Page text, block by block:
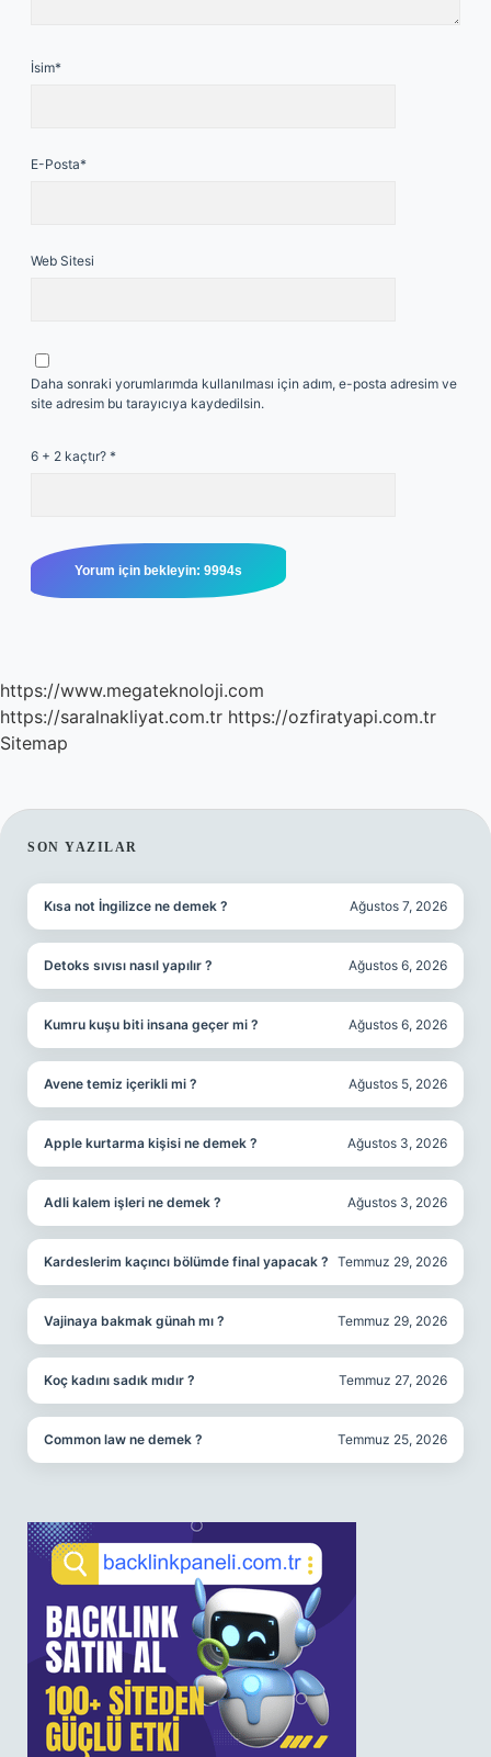
İsim*
E-Posta*
Web Sitesi
Daha sonraki yorumlarımda kullanılması için adım, e-posta adresim ve
site adresim bu tarayıcıya kaydedilsin.
6 + 2 kaçtır? *
https://www.megateknoloji.com
https://saralnakliyat.com.tr https://ozfiratyapi.com.tr
Sitemap
SIDEBAR
SON YAZILAR
Kısa not İngilizce ne demek ? Ağustos 7, 2026
Detoks sıvısı nasıl yapılır ? Ağustos 6, 2026
Kumru kuşu biti insana geçer mi ? Ağustos 6, 2026
Avene temiz içerikli mi ? Ağustos 5, 2026
Apple kurtarma kişisi ne demek ? Ağustos 3, 2026
Adli kalem işleri ne demek ? Ağustos 3, 2026
Kardeslerim kaçıncı bölümde final yapacak ? Temmuz 29, 2026
Vajinaya bakmak günah mı ? Temmuz 29, 2026
Koç kadını sadık mıdır ? Temmuz 27, 2026
Common law ne demek ? Temmuz 25, 2026